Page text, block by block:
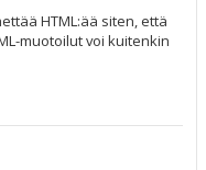
HTML:ää siten, että
muotoilut voi kuitenkin